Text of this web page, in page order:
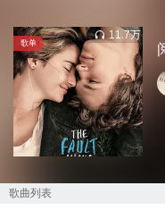
歌单
11.7万
歌曲列表